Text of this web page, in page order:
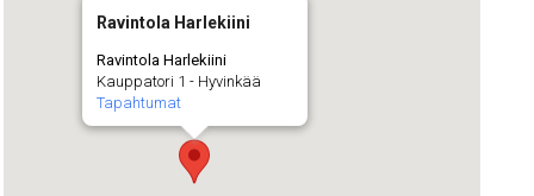
Ravintola Harlekiini
Ravintola Harlekiini
Kauppatori 1 - Hyvinkää
Tapahtumat